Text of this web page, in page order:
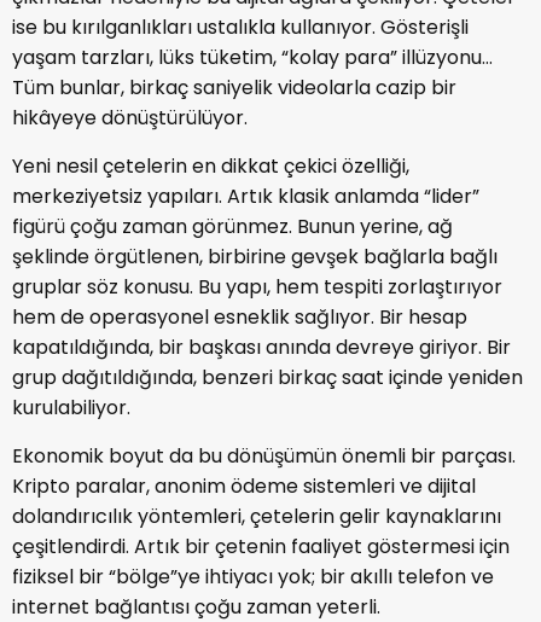
ise bu kırılganlıkları ustalıkla kullanıyor. Gösterişli
yaşam tarzları, lüks tüketim, “kolay para” illüzyonu…
Tüm bunlar, birkaç saniyelik videolarla cazip bir
hikâyeye dönüştürülüyor.
Yeni nesil çetelerin en dikkat çekici özelliği,
merkeziyetsiz yapıları. Artık klasik anlamda “lider”
figürü çoğu zaman görünmez. Bunun yerine, ağ
şeklinde örgütlenen, birbirine gevşek bağlarla bağlı
gruplar söz konusu. Bu yapı, hem tespiti zorlaştırıyor
hem de operasyonel esneklik sağlıyor. Bir hesap
kapatıldığında, bir başkası anında devreye giriyor. Bir
grup dağıtıldığında, benzeri birkaç saat içinde yeniden
kurulabiliyor.
Ekonomik boyut da bu dönüşümün önemli bir parçası.
Kripto paralar, anonim ödeme sistemleri ve dijital
dolandırıcılık yöntemleri, çetelerin gelir kaynaklarını
çeşitlendirdi. Artık bir çetenin faaliyet göstermesi için
fiziksel bir “bölge”ye ihtiyacı yok; bir akıllı telefon ve
internet bağlantısı çoğu zaman yeterli.